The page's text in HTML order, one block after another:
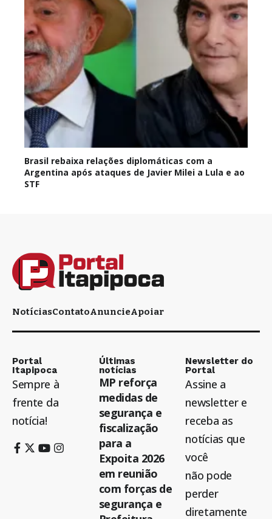
Brasil rebaixa relações diplomáticas com a
Argentina após ataques de Javier Milei a Lula e ao
STF
NotíciasContatoAnuncieApoiar
Portal
Itapipoca
Sempre à
frente da
notícia!
Últimas
notícias
MP reforça
medidas de
segurança e
fiscalização
para a
Expoita 2026
em reunião
com forças de
segurança e
Newsletter do
Portal
Assine a
newsletter e
receba as
notícias que
você
não pode
perder
diretamente